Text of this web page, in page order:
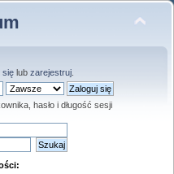
sięlub zarejestruj.
hasło i długość sesji